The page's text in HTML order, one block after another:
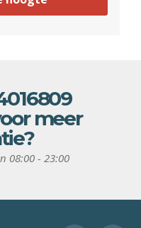
meer
08:00 - 23:00